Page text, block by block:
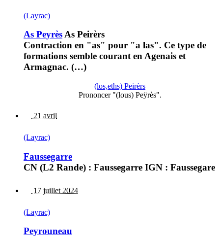
(Layrac)
As PeyrèsAs Peirèrs
Contraction en "as" pour "a las". Ce type de
formations semble courant en Agenais et
Armagnac. (…)
(los,eths) Peirèrs
Prononcer "(lous) Peÿrès".
21 avril
(Layrac)
Faussegarre
CN (L2 Rande) : Faussegarre IGN : Faussegare
17 juillet 2024
(Layrac)
Peyrouneau